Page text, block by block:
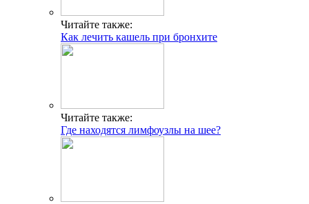
Читайте также:
Как лечить кашель при бронхите
Читайте также:
Где находятся лимфоузлы на шее?